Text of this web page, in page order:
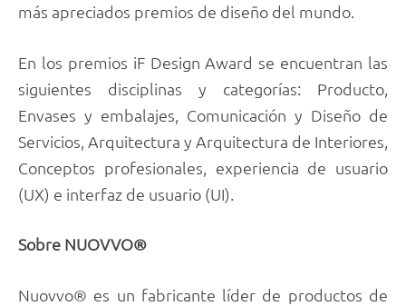
más apreciados premios de diseño del mundo.
En los premios iF Design Award se encuentran las
siguientes disciplinas y categorías: Producto,
Envases y embalajes, Comunicación y Diseño de
Servicios, Arquitectura y Arquitectura de Interiores,
Conceptos profesionales, experiencia de usuario
(UX) e interfaz de usuario (UI).
Sobre NUOVVO®
Nuovvo® es un fabricante líder de productos de